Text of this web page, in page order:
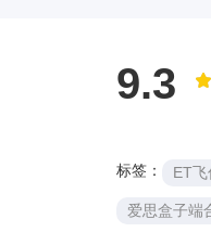
9.3
标签： ET飞
爱思盒子端